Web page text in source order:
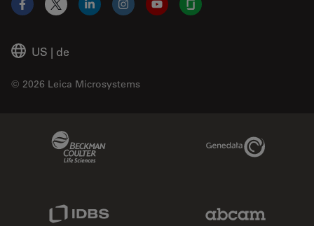
US | de
© 2026 Leica Microsystems
Facebook
X LinkedInInstagramYouTubeGlassdoor
Genedata Link